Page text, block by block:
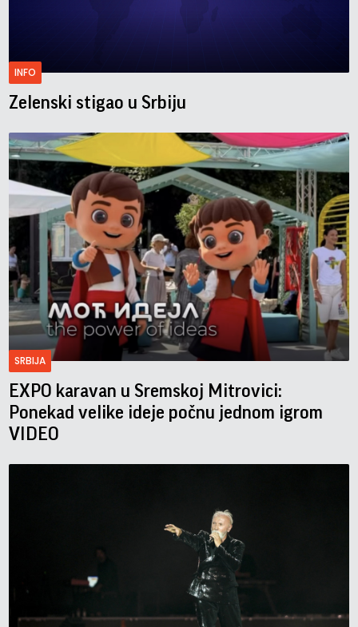
INFO
Zelenski stigao u Srbiju
SRBIJA
EXPO karavan u Sremskoj Mitrovici:
Ponekad velike ideje počnu jednom igrom
VIDEO